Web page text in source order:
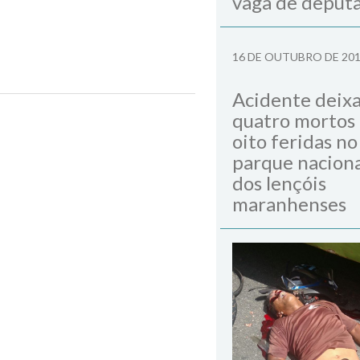
16 DE OUTUBRO DE
Acidente
quatro mortos
oito feridas no
parque
dos lençóis
maranhenses